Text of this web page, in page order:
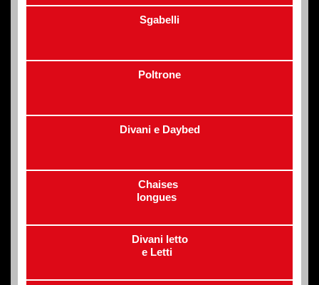
Sgabelli
Poltrone
Divani e Daybed
Chaises
longues
Divani letto
e Letti